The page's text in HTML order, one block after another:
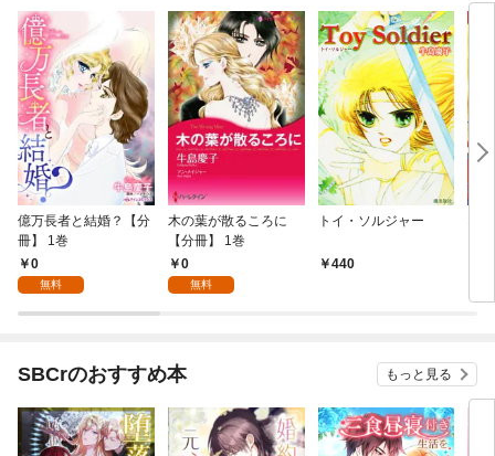
億万長者と結婚？【分
冊】 1巻
0
無料
木の葉が散るころに
【分冊】 1巻
0
無料
トイ・ソルジャー
440
SBCrのおすすめ本 もっと見る